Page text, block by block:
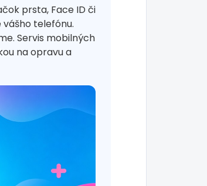
prsta, Face ID či
telefónu.
Servis mobilných
na opravu a